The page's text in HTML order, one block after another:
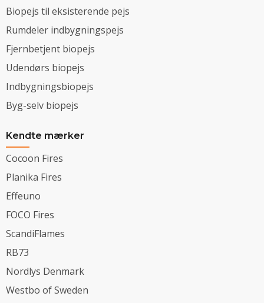
Biopejs til eksisterende pejs
Rumdeler indbygningspejs
Fjernbetjent biopejs
Udendørs biopejs
Indbygningsbiopejs
Byg-selv biopejs
Kendte mærker
Cocoon Fires
Planika Fires
Effeuno
FOCO Fires
ScandiFlames
RB73
Nordlys Denmark
Westbo of Sweden